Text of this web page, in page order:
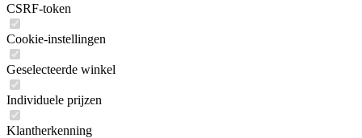
CSRF-token
Cookie-instellingen
Geselecteerde winkel
Individuele prijzen
Klantherkenning